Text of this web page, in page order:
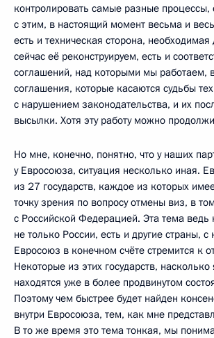
контролировать самые разные процессы,
с этим, в настоящий момент весьма и
есть и техническая сторона,
сейчас её реконструируем, есть и
соглашений, над которыми мы работаем,
соглашения, которые касаются судьбы
с нарушением законодательства, и их
высылки. Хотя эту работу можно
Но мне, конечно, понятно, что у наших
у Евросоюза, ситуация несколько иная.
из 27 государств, каждое из которых
точку зрения по вопросу отмены виз, в
с Российской Федерацией. Эта тема ведь
не только России, есть и другие страны, с
Евросоюз в конечном счёте стремится к
Некоторые из этих государств,
находятся уже в более продвинутом
Поэтому чем быстрее будет найден
внутри Евросоюза, тем, как мне
В то же время это тема тонкая, мы